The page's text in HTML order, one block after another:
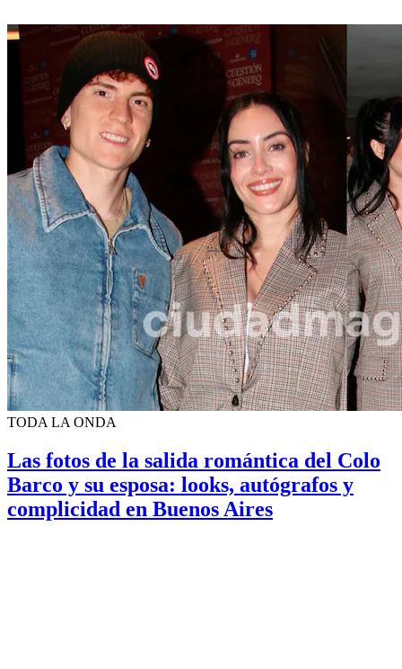
TODA LA ONDA
Las fotos de la salida romántica del Colo
Barco y su esposa: looks, autógrafos y
complicidad en Buenos Aires